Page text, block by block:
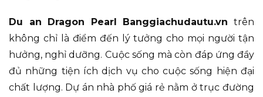
Du an Dragon Pearl Banggiachudautu.vn trên
không chỉ là điểm đến lý tưởng cho mọi người tận
hưởng, nghỉ dưỡng. Cuộc sống mà còn đáp ứng đầy
đủ những tiện ích dịch vụ cho cuộc sống hiện đại
chất lượng. Dự án nhà phố giá rẻ nằm ở trục đường